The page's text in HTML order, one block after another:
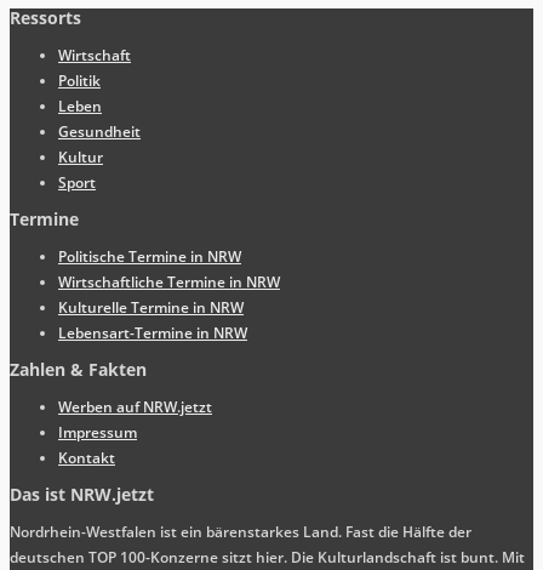
Ressorts
Wirtschaft
Politik
Leben
Gesundheit
Kultur
Sport
Termine
Politische Termine in NRW
Wirtschaftliche Termine in NRW
Kulturelle Termine in NRW
Lebensart-Termine in NRW
Zahlen & Fakten
Werben auf NRW.jetzt
Impressum
Kontakt
Das ist NRW.jetzt
Nordrhein-Westfalen ist ein bärenstarkes Land. Fast die Hälfte der
deutschen TOP 100-Konzerne sitzt hier. Die Kulturlandschaft ist bunt. Mit